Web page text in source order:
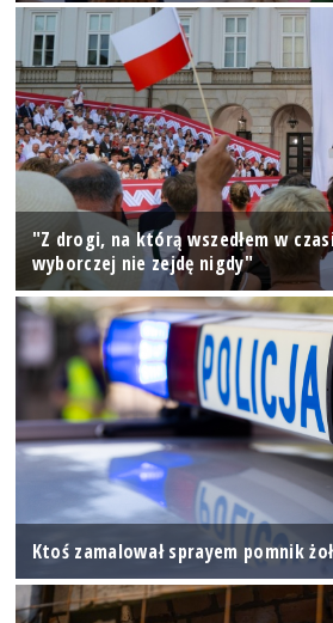
"Z drogi, na którą wszedłem w
wyborczej nie zejdę nigdy"
Ktoś zamalował sprayem pomnik